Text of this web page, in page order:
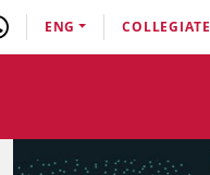
ENG COLLEGIATE